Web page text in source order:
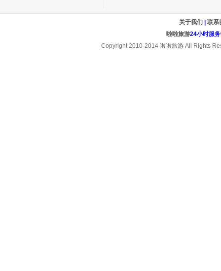
关于我们
联系
啦啦旅游24小时服
Copyright 2010-2014 啦啦旅游All Rights